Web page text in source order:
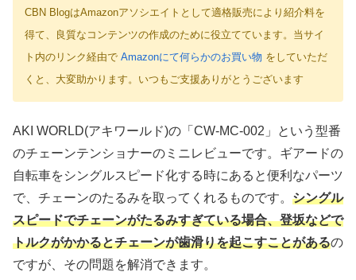
CBN BlogはAmazonアソシエイトとして適格販売により紹介料を
得て、良質なコンテンツの作成のために役立てています。当サイ
ト内のリンク経由で Amazonにて何らかのお買い物 をしていただ
くと、大変助かります。いつもご支援ありがとうございます
AKI WORLD(アキワールド)の「CW-MC-002」という型番
のチェーンテンショナーのミニレビューです。ギアードの
自転車をシングルスピード化する時にあると便利なパーツ
で、チェーンのたるみを取ってくれるものです。 シングル
スピードでチェーンがたるみすぎている場合、登坂などで
トルクがかかるとチェーンが歯滑りを起こすことがあるの
ですが、その問題を解消できます。